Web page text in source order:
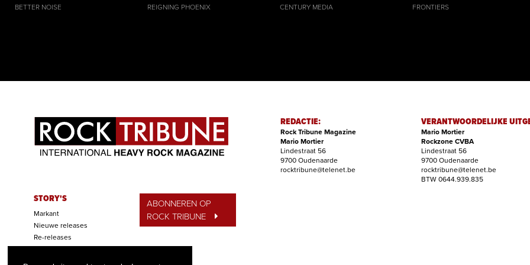
BETTER NOISE REIGNING PHOENIX CENTURY MEDIA FRONTIERS
STORY'S
Markant
Nieuwe releases
Re-releases
ABONNEREN OP
ROCK TRIBUNE
REDACTIE:
Rock Tribune Magazine
Mario Mortier
Lindestraat 56
9700 Oudenaarde
rocktribune@telenet.be
VERANTWOORDELIJKE
Mario Mortier
Rockzone CVBA
Lindestraat 56
9700 Oudenaarde
rocktribune@telenet.be
BTW 0644.939.835